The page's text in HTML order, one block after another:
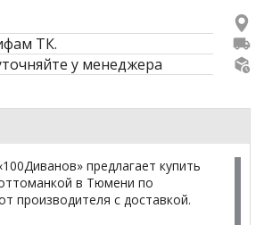
ТК.
у менеджера
предлагает купить
в Тюмени по
производителя с доставкой.